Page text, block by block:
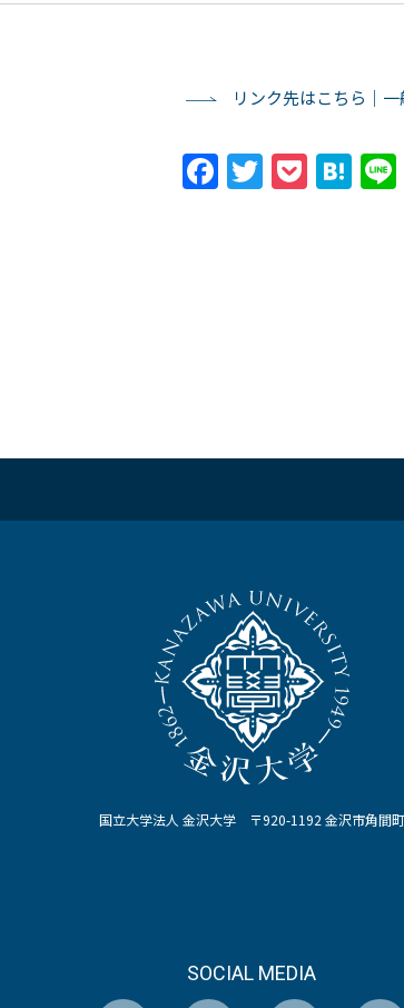
リンク先はこちら｜
Facebook
Twitter
Pocket
国立大学法人 金沢大学 〒920-1192 金沢市角間町
SOCIAL MEDIA